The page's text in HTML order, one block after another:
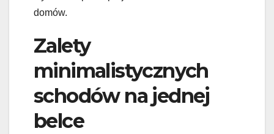
domów.
Zalety
minimalistycznych
schodów na jednej
belce